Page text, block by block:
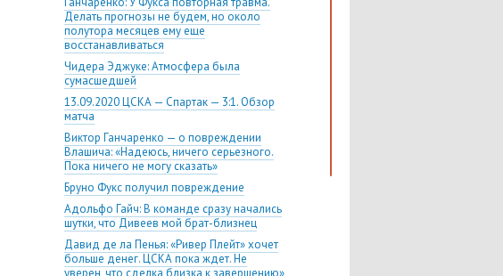
Делать прогнозы не будем, но около
полутора месяцев ему еще
восстанавливаться
Чидера Эджуке: Атмосфера была
сумасшедшей
13.09.2020 ЦСКА — Спартак — 3:1. Обзор
матча
Виктор Ганчаренко — о повреждении
Влашича: «Надеюсь, ничего серьезного.
Пока ничего не могу сказать»
Бруно Фукс получил повреждение
Адольфо Гайч: В команде сразу начались
шутки, что Дивеев мой брат-близнец
Давид де ла Пенья: «Ривер Плейт» хочет
больше денег. ЦСКА пока ждет. Не
уверен, что сделка близка к завершению»